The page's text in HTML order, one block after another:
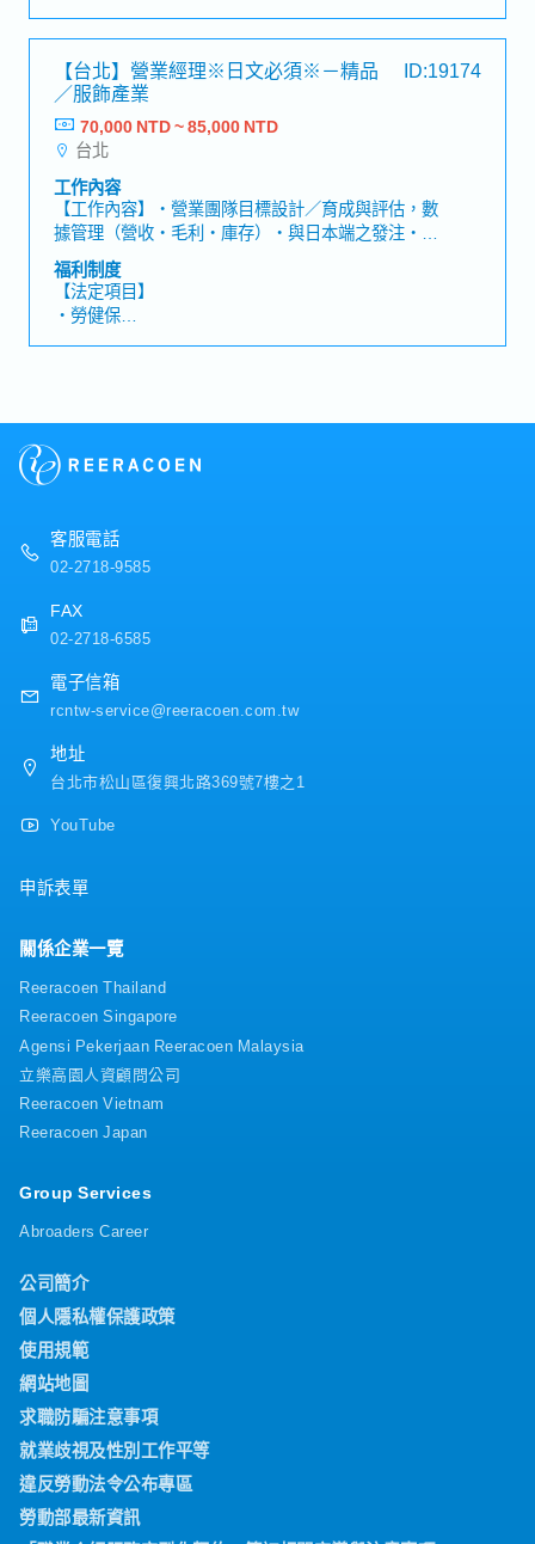
・各種休假（特別休假、婚假、喪假、生理假、產檢
假、陪產假、產假、育嬰假）
・退休金
【企業福利制度】
・獎金（平均1～4個月，視業績而定）
・三節禮金、生日禮金、結婚祝賀金、生產祝賀金
・員工在職教育訓鍊
・員工旅遊、尾牙、春酒
・員工子女就學、獎學金補助
【台北】營業經理※日文必須※－精品
／服飾產業
ID:19174
70,000 NTD ~ 85,000 NTD
台北
工作內容
【工作內容】・營業團隊目標設計／育成與評估，數
據管理（營收・毛利・庫存）・與日本端之發注・交
期・價格協調（會議・Mail）・與百貨總部之合約・
檔期・行銷活動洽談與執行・新櫃開設之規劃與落地
【魅力】・在台在地主導 × 與日本總部直連，裁量空
間大・可同時改善門市營運與數字成效，手感明確
【公司簡介】・以海外品牌進口銷售與百貨通路展店
機能構成【公司魅力】・兼具品牌調性與百貨運營
Know-how；育成完善、授權度高
福利制度
【法定項目】
・勞健保
【公司福利】
・年終獎金（過去平均1.5～3個月，依業績浮動）
・餐費津貼
・出差津貼
・健康檢查（任職一年後給予）
客服電話
02-2718-9585
FAX
02-2718-6585
電子信箱
rcntw-service@reeracoen.com.tw
地址
台北市松山區復興北路369號7樓之1
YouTube
申訴表單
關係企業一覽
Reeracoen Thailand
Reeracoen Singapore
Agensi Pekerjaan Reeracoen Malaysia
立樂高園人資顧問公司
Reeracoen Vietnam
Reeracoen Japan
Group Services
Abroaders Career
公司簡介
個人隱私權保護政策
使用規範
網站地圖
求職防騙注意事項
就業歧視及性別工作平等
違反勞動法令公布專區
勞動部最新資訊